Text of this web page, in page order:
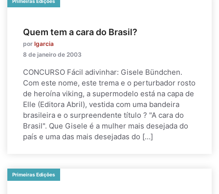
Quem tem a cara do Brasil?
por lgarcia
8 de janeiro de 2003
CONCURSO Fácil adivinhar: Gisele Bündchen.
Com este nome, este trema e o perturbador rosto
de heroína viking, a supermodelo está na capa de
Elle (Editora Abril), vestida com uma bandeira
brasileira e o surpreendente título ? "A cara do
Brasil". Que Gisele é a mulher mais desejada do
país e uma das mais desejadas do […]
Primeiras Edições